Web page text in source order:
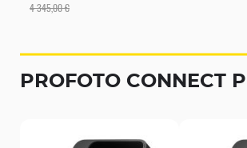
4 345,00 €
PROFOTO CONNECT